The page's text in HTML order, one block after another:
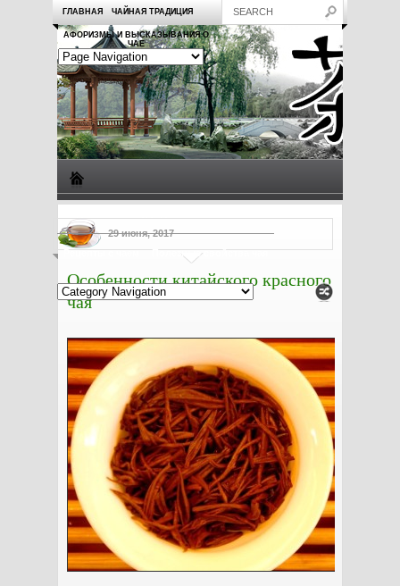
ГЛАВНАЯ ЧАЙНАЯ ТРАДИЦИЯ
АФОРИЗМЫ И ВЫСКАЗЫВАНИЯ О
ЧАЕ
Рецепты с чаем Полезные свойства чая
29 июня, 2017
Особенности китайского красного
чая